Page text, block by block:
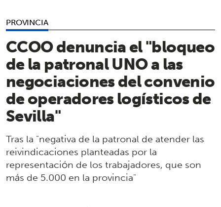
PROVINCIA
CCOO denuncia el "bloqueo
de la patronal UNO a las
negociaciones del convenio
de operadores logísticos de
Sevilla"
Tras la "negativa de la patronal de atender las
reivindicaciones planteadas por la
representación de los trabajadores, que son
más de 5.000 en la provincia"